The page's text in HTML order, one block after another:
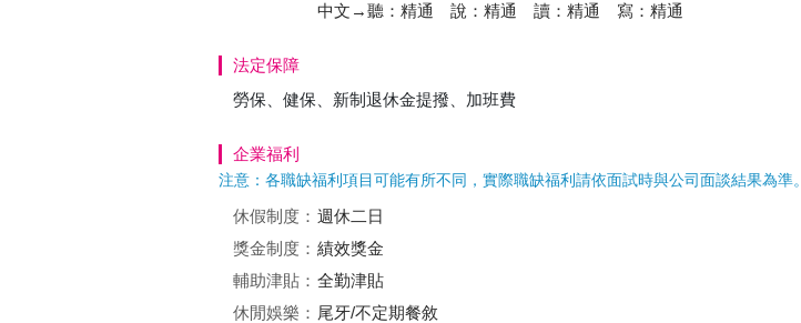
中文→聽：精通 說：精通 讀：精通 寫：精通
法定保障
勞保、健保、新制退休金提撥、加班費
企業福利
注意：各職缺福利項目可能有所不同，實際職缺福利請依面試時與公司面談結果為準。
休假制度： 週休二日
獎金制度： 績效獎金
輔助津貼： 全勤津貼
休閒娛樂： 尾牙/不定期餐敘